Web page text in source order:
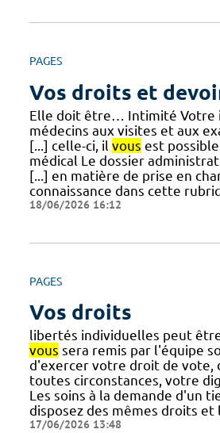
PAGES
Vos droits et
Elle doit être… Intimité Votre
médecins aux visites et aux
[...] celle-ci, il vous est
médical Le dossier
[...] en matière de prise en
connaissance dans cette
18/06/2026 16:12
PAGES
Vos droits
libertés individuelles peut
vous sera remis par l'équipe
d'exercer votre droit de vote,
toutes circonstances, votre
Les soins à la demande d'un
disposez des mêmes droits
17/06/2026 13:48